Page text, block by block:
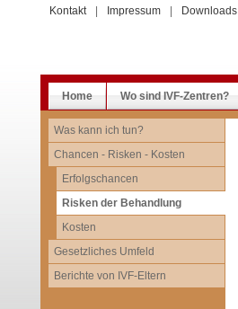
Was kann ich tun?
Chancen - Risken - Kosten
Erfolgschancen
Risken der Behandlung
Kosten
Gesetzliches Umfeld
Berichte von IVF-Eltern
Home Wo sind IVF-Zentren?
Kontakt Impressum Downloads